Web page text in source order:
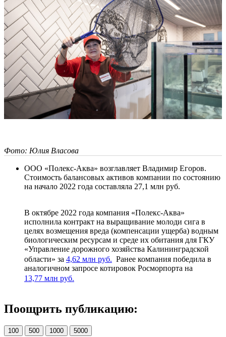
Фото: Юлия Власова
ООО «Полекс-Аква» возглавляет Владимир Егоров.
Стоимость балансовых активов компании по состоянию
на начало 2022 года составляла 27,1 млн руб.
В октябре 2022 года компания «Полекс-Аква»
исполнила контракт на выращивание молоди сига в
целях возмещения вреда (компенсации ущерба) водным
биологическим ресурсам и среде их обитания для ГКУ
«Управление дорожного хозяйства Калининградской
области» за 4,62 млн руб. Ранее компания победила в
аналогичном запросе котировок Росморпорта на
13,77 млн руб.
Поощрить публикацию:
100 500 1000 5000